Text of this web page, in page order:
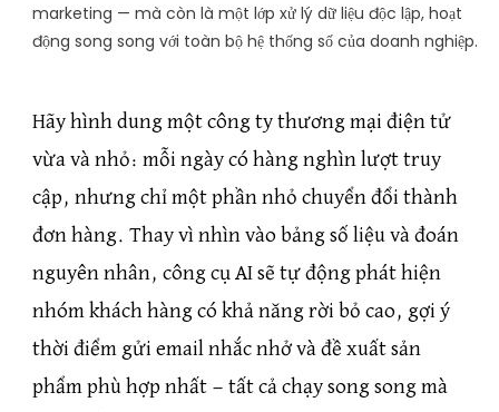
marketing — mà còn là một lớp xử lý dữ liệu độc lập, hoạt
động song song với toàn bộ hệ thống số của doanh nghiệp.
Hãy hình dung một công ty thương mại điện tử
vừa và nhỏ: mỗi ngày có hàng nghìn lượt truy
cập, nhưng chỉ một phần nhỏ chuyển đổi thành
đơn hàng. Thay vì nhìn vào bảng số liệu và đoán
nguyên nhân, công cụ AI sẽ tự động phát hiện
nhóm khách hàng có khả năng rời bỏ cao, gợi ý
thời điểm gửi email nhắc nhở và đề xuất sản
phẩm phù hợp nhất — tất cả chạy song song mà